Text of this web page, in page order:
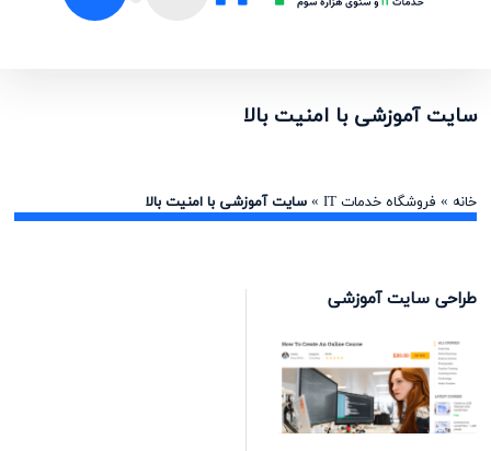
سایت آموزشی با امنیت بالا
خانه » فروشگاه خدمات IT »سایت آموزشی با امنیت بالا
طراحی سایت آموزشی